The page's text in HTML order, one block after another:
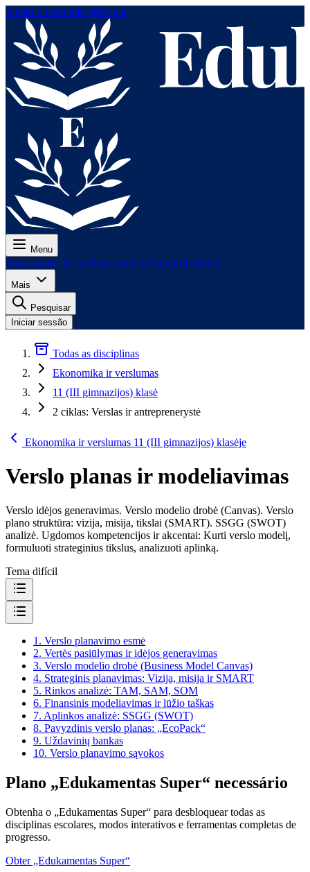
Ir para o conteúdo principal
Menu
Preço Aulas Testes Para exames Para professores
Mais
Pesquisar
Iniciar sessão
Todas as disciplinas
Ekonomika ir verslumas
11 (III gimnazijos) klasė
2 ciklas: Verslas ir antreprenerystė
Ekonomika ir verslumas 11 (III gimnazijos) klasėje
Verslo planas ir modeliavimas
Verslo idėjos generavimas. Verslo modelio drobė (Canvas). Verslo
plano struktūra: vizija, misija, tikslai (SMART). SSGG (SWOT)
analizė. Ugdomos kompetencijos ir akcentai: Kurti verslo modelį,
formuluoti strateginius tikslus, analizuoti aplinką.
Tema difícil
1. Verslo planavimo esmė
2. Vertės pasiūlymas ir idėjos generavimas
3. Verslo modelio drobė (Business Model Canvas)
4. Strateginis planavimas: Vizija, misija ir SMART
5. Rinkos analizė: TAM, SAM, SOM
6. Finansinis modeliavimas ir lūžio taškas
7. Aplinkos analizė: SSGG (SWOT)
8. Pavyzdinis verslo planas: „EcoPack“
9. Uždavinių bankas
10. Verslo planavimo sąvokos
Plano „Edukamentas Super“ necessário
Obtenha o „Edukamentas Super“ para desbloquear todas as
disciplinas escolares, modos interativos e ferramentas completas de
progresso.
Obter „Edukamentas Super“